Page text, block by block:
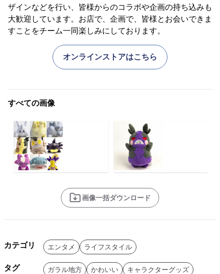
ザインなどを行い、皆様からのコラボや企画の持ち込みも
大歓迎しています。お店で、企画で、皆様とお会いできま
すことをチーム一同楽しみにしております。
オンラインストアはこちら
すべての画像
画像一括ダウンロード
カテゴリ エンタメ ライフスタイル
タグ ガラル地方 かわいい
キャラクターグッズ